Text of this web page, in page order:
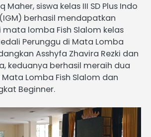
Maher, siswa kelas III SD Plus Indo
berhasil mendapatkan
lomba Fish Slalom kelas
Perunggu di Mata Lomba
Asshyfa Zhavira Rezki dan
keduanya berhasil meraih dua
Lomba Fish Slalom dan
Beginner.